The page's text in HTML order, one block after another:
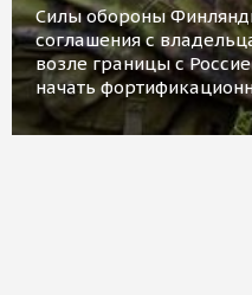
Силы обороны
соглашения с
возле границы с
начать